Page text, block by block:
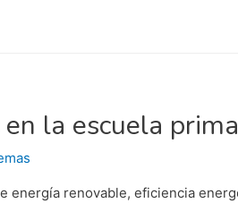
la escuela
energía renovable, eficiencia